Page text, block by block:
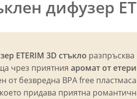
дифузер
ETERIM 3D стъкло
чрез приятния аромат от
от безвредна BPA free
придава приятна